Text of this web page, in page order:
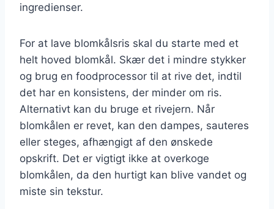
ingredienser.
For at lave blomkålsris skal du starte med et
helt hoved blomkål. Skær det i mindre stykker
og brug en foodprocessor til at rive det, indtil
det har en konsistens, der minder om ris.
Alternativt kan du bruge et rivejern. Når
blomkålen er revet, kan den dampes, sauteres
eller steges, afhængigt af den ønskede
opskrift. Det er vigtigt ikke at overkoge
blomkålen, da den hurtigt kan blive vandet og
miste sin tekstur.